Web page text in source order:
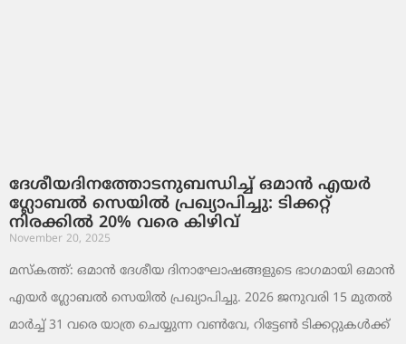
ദേശീയദിനത്തോടനുബന്ധിച്ച് ഒമാൻ എയർ
ഗ്ലോബൽ സെയിൽ പ്രഖ്യാപിച്ചു: ടിക്കറ്റ്
നിരക്കിൽ 20% വരെ കിഴിവ്
November 20, 2025
മസ്‌കത്ത്: ഒമാൻ ദേശീയ ദിനാഘോഷങ്ങളുടെ ഭാഗമായി ഒമാൻ
എയർ ഗ്ലോബൽ സെയിൽ പ്രഖ്യാപിച്ചു. 2026 ജനുവരി 15 മുതൽ
മാർച്ച് 31 വരെ യാത്ര ചെയ്യുന്ന വൺവേ, റിട്ടേൺ ടിക്കറ്റുകൾക്ക്